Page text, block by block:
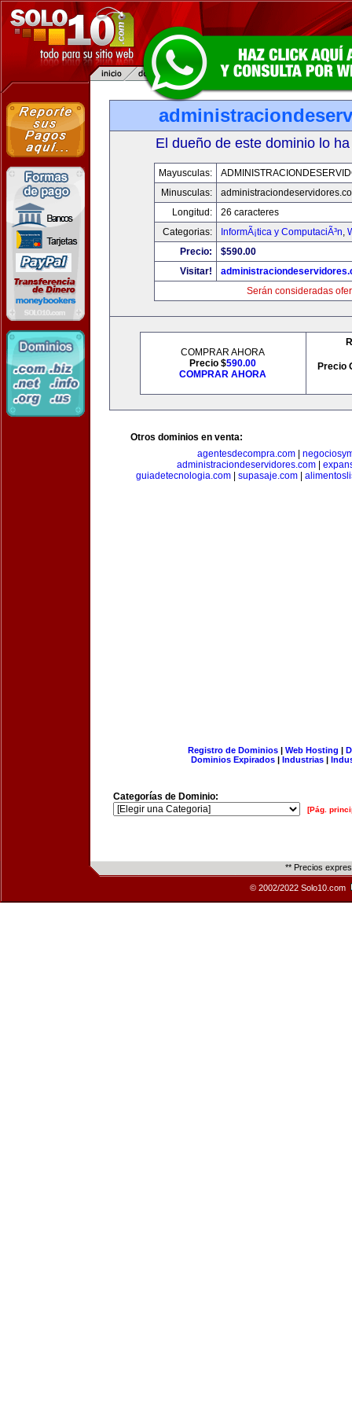
El dueño de este dominio lo
Mayusculas:
Minusculas:
Longitud:
26 caracteres
Categorias:
InformÃ¡tica y ComputaciÃ³n,
Precio:
$590.00
Visitar!
Serán consideradas
COMPRAR AHORA
Precio $590.00
COMPRAR AHORA
Precio
Otros dominios en venta:
agentesdecompra.com|
administraciondeservidores.com
guiadetecnologia.com
supasaje.com
Registro de Dominios| Web Hosting |
Dominios Expirados | Industrias |
Categorías de Dominio:
[Pág.
** Precios
© 2002/2022 Solo10.com